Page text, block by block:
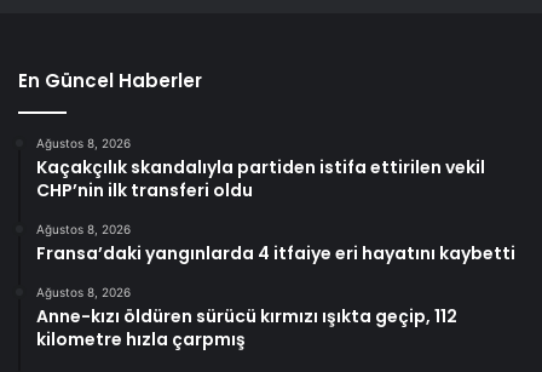
En Güncel Haberler
Ağustos 8, 2026
Kaçakçılık skandalıyla partiden istifa ettirilen vekil
CHP’nin ilk transferi oldu
Ağustos 8, 2026
Fransa’daki yangınlarda 4 itfaiye eri hayatını kaybetti
Ağustos 8, 2026
Anne-kızı öldüren sürücü kırmızı ışıkta geçip, 112
kilometre hızla çarpmış